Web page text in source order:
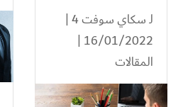
لـسكاي سوفت 4
|
16/01/2022 |
المقالات